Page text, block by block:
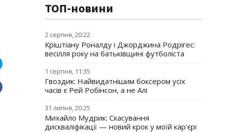
ТОП-новини
2 серпня, 20:22
Кріштіану Роналду і Джорджина Родрігес:
весілля року на батьківщині футболіста
1 серпня, 11:35
Гвоздик: Найвидатнішим боксером усіх
часів є Рей Робінсон, а не Алі
31 липня, 20:25
Михайло Мудрик: Скасування
дискваліфікації — новий крок у моїй кар'єрі